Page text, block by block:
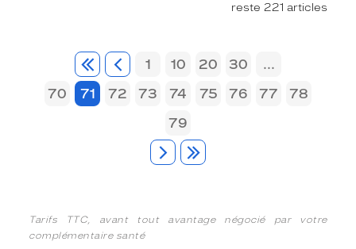
reste 221 articles
1 10 20 30
...
70
71 72 73 74 75 76 77
78
79
Tarifs TTC, avant tout avantage négocié par votre
complémentaire santé